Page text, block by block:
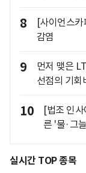
8
[사이언스
감염
9
먼저 맺은
선점의 기회
10
[법조 인
른 '물·그
실시간 TOP 종목